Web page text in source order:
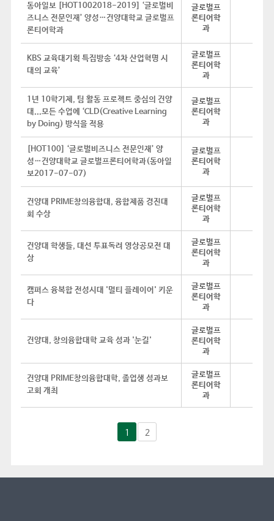
동아일보 [HOT1002018-2019] ‘글로벌비
즈니스 전문인재’ 양성…건양대학교 글로벌프
론티어학과
글로벌프
론티어학
과
KBS 교육대기획 특집방송 ‘4차 산업혁명 시
대의 교육’
글로벌프
론티어학
과
1년 10학기제, 팀 활동 프로젝트 중심의 건양
대...모든 수업에 ‘CLD(Creative Learning
by Doing) 방식을 적용
글로벌프
론티어학
과
[HOT100] ‘글로벌비즈니스 전문인재’ 양
성…건양대학교 글로벌프론티어학과(동아일
보2017-07-07)
글로벌프
론티어학
과
건양대 PRIME창의융합대, 융합제품 경진대
회 수상
글로벌프
론티어학
과
건양대 학생들, 대선 투표독려 영상공모전 대
상
글로벌프
론티어학
과
캠퍼스 융복합 전성시대 '멀티 플레이어' 키운
다
글로벌프
론티어학
과
건양대, 창의융합대학 교육 성과 '눈길'
글로벌프
론티어학
과
건양대 PRIME창의융합대학, 졸업생 성과보
고회 개최
글로벌프
론티어학
과
1 2